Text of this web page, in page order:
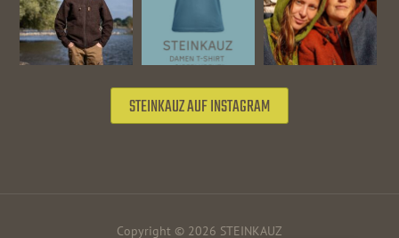
STEINKAUZ AUF INSTAGRAM
Copyright © 2026 STEINKAUZ